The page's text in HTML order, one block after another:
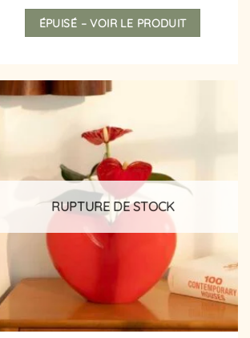
ÉPUISÉ – VOIR LE PRODUIT
RUPTURE DE STOCK